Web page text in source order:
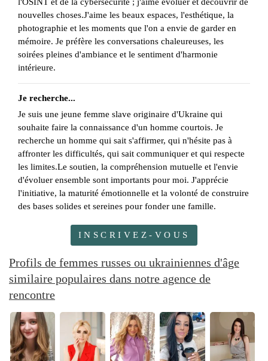
nouvelles choses.J'aime les beaux espaces, l'esthétique, la
photographie et les moments que l'on a envie de garder en
mémoire. Je préfère les conversations chaleureuses, les
soirées pleines d'ambiance et le sentiment d'harmonie
intérieure.
Je recherche...
Je suis une jeune femme slave originaire d'Ukraine qui
souhaite faire la connaissance d'un homme courtois. Je
recherche un homme qui sait s'affirmer, qui n'hésite pas à
affronter les difficultés, qui sait communiquer et qui respecte
les limites.Le soutien, la compréhension mutuelle et l'envie
d'évoluer ensemble sont importants pour moi. J'apprécie
l'initiative, la maturité émotionnelle et la volonté de construire
des bases solides et sereines pour fonder une famille.
INSCRIVEZ-VOUS
Profils de femmes russes ou ukrainiennes d'âge
similaire populaires dans notre agence de
rencontre